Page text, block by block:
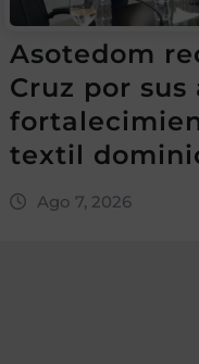
Asotedom
Cruz por sus
textil
Ago 7, 2026